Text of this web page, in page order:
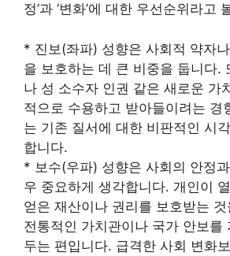
정’과 ‘변화’에 대한 우선순위라고
* 진보(좌파) 성향은 사회적 약자
을 보호하는 데 큰 비중을 둡니다.
나 성 소수자 인권 같은 새로운 가
적으로 수용하고 받아들이려는 경
는 기존 질서에 대한 비판적인 시
합니다.
* 보수(우파) 성향은 사회의 안정
우 중요하게 생각합니다. 개인이
얻은 재산이나 권리를 보호받는
전통적인 가치관이나 국가 안보를
두는 편입니다. 급격한 사회 변화